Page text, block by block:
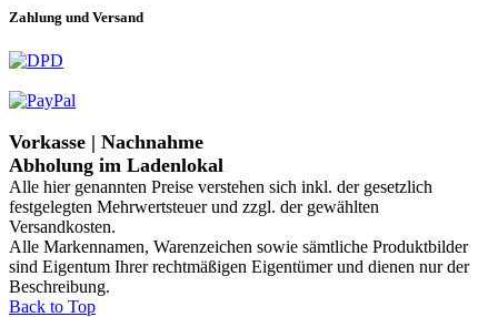
Zahlung und Versand
Vorkasse | Nachnahme
Abholung im Ladenlokal
Alle hier genannten Preise verstehen sich inkl. der gesetzlich
festgelegten Mehrwertsteuer und zzgl. der gewählten
Versandkosten.
Alle Markennamen, Warenzeichen sowie sämtliche Produktbilder
sind Eigentum Ihrer rechtmäßigen Eigentümer und dienen nur der
Beschreibung.
Back to Top